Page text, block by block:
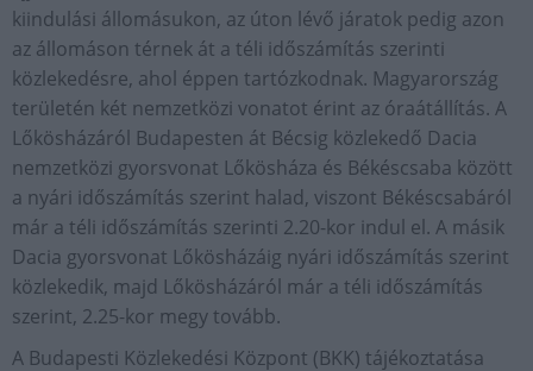
kiindulási állomásukon, az úton lévő járatok pedig azon
az állomáson térnek át a téli időszámítás szerinti
közlekedésre, ahol éppen tartózkodnak. Magyarország
területén két nemzetközi vonatot érint az óraátállítás. A
Lőkösházáról Budapesten át Bécsig közlekedő Dacia
nemzetközi gyorsvonat Lőkösháza és Békéscsaba között
a nyári időszámítás szerint halad, viszont Békéscsabáról
már a téli időszámítás szerinti 2.20-kor indul el. A másik
Dacia gyorsvonat Lőkösházáig nyári időszámítás szerint
közlekedik, majd Lőkösházáról már a téli időszámítás
szerint, 2.25-kor megy tovább.
A Budapesti Közlekedési Központ (BKK) tájékoztatása